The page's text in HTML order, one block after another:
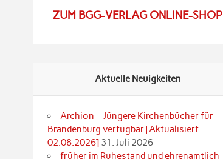
ZUM BGG-VERLAG ONLINE-SHOP
Aktuelle Neuigkeiten
Archion – Jüngere Kirchenbücher für
Brandenburg verfügbar [Aktualisiert
02.08.2026] 31. Juli 2026
früher im Ruhestand und ehrenamtlich